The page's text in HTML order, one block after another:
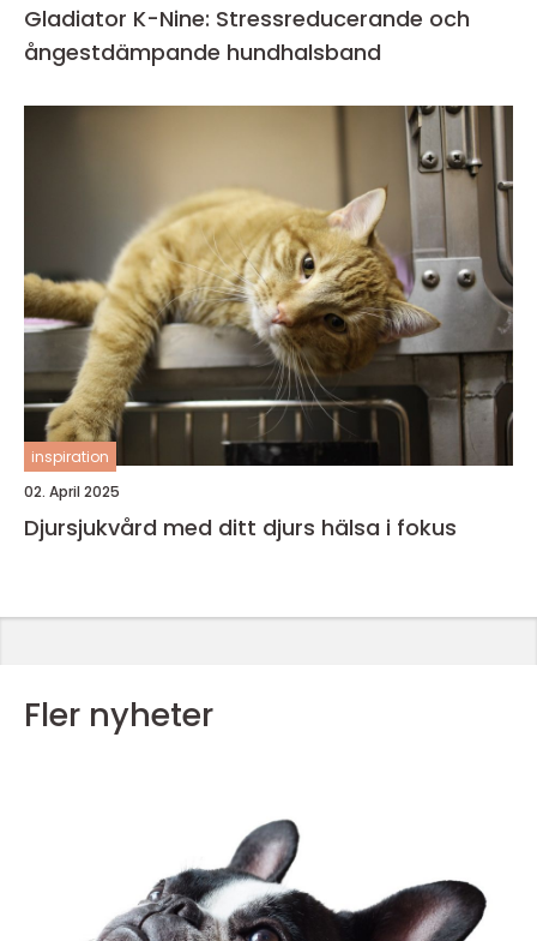
Gladiator K-Nine: Stressreducerande och
ångestdämpande hundhalsband
inspiration
02. April 2025
Djursjukvård med ditt djurs hälsa i fokus
Fler nyheter